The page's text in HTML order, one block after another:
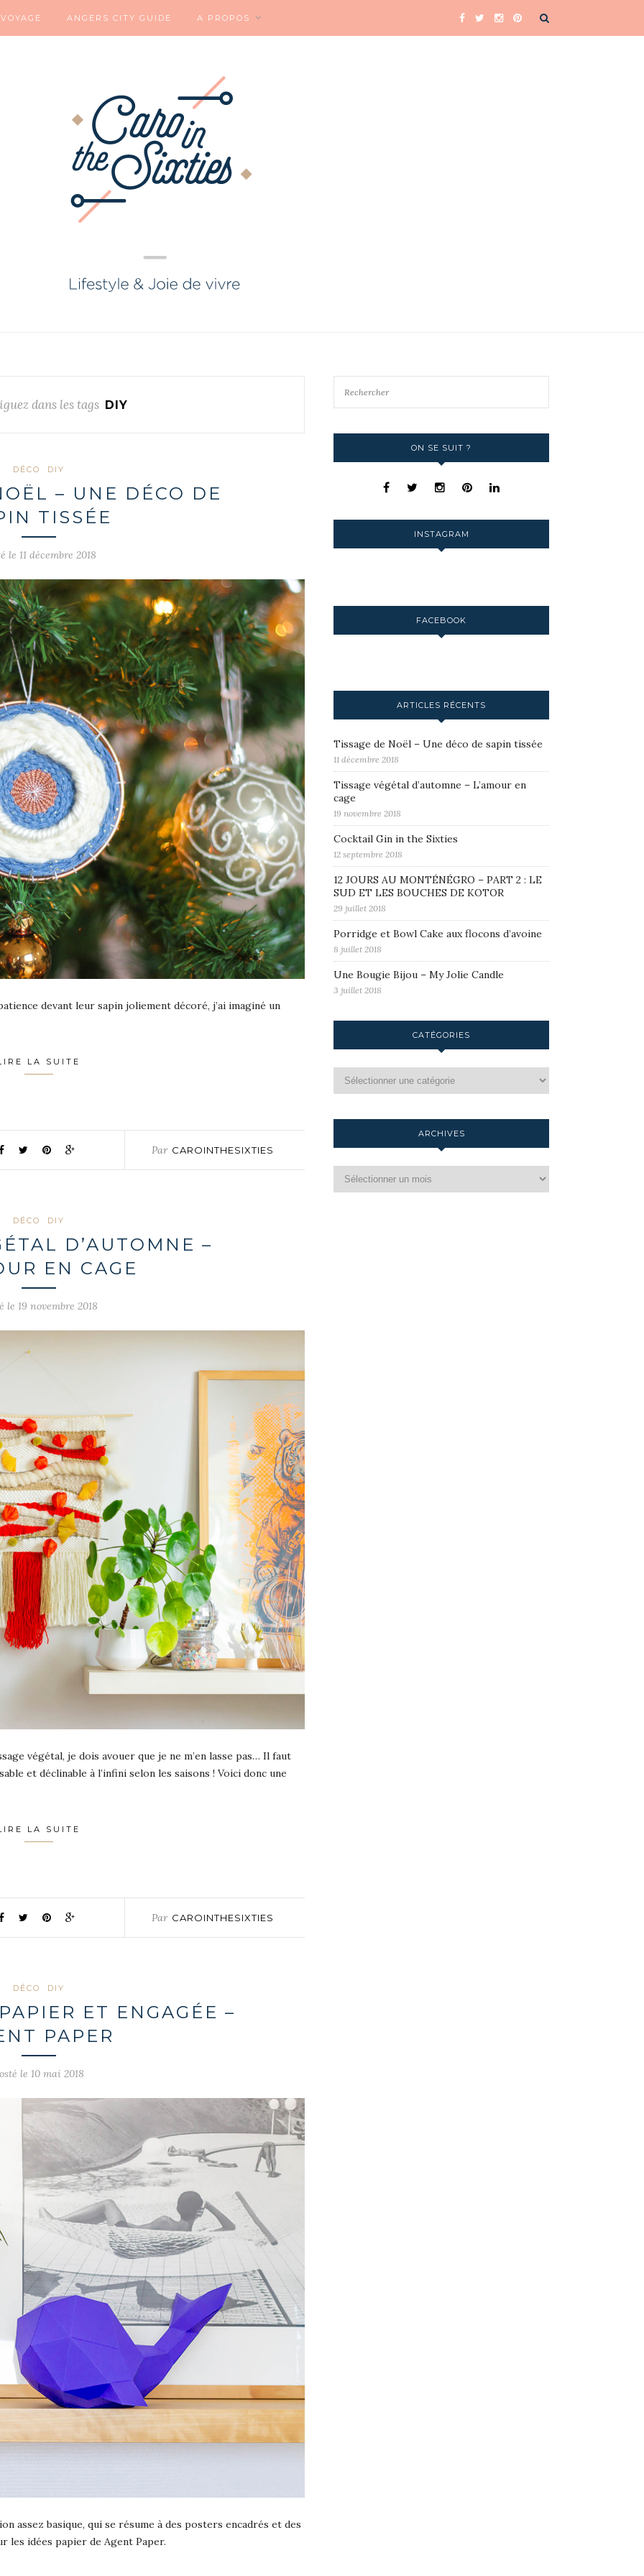
VOYAGE ANGERS CITY GUIDE A PROPOS
dans les tags DIY
DÉCO DIY
– UNE DÉCO DE
TISSÉE
le 11 décembre 2018
devant leur sapin joliement décoré, j’ai imaginé un
LA SUITE
Par CAROINTHESIXTIES
DÉCO DIY
D’AUTOMNE –
EN CAGE
le 19 novembre 2018
végétal, je dois avouer que je ne m’en lasse pas… Il faut
et déclinable à l’infini selon les saisons ! Voici donc une
LA SUITE
Par CAROINTHESIXTIES
DÉCO DIY
ET ENGAGÉE –
PAPER
le 10 mai 2018
assez basique, qui se résume à des posters encadrés et des
les idées papier de Agent Paper.
ON SE SUIT ?
INSTAGRAM
FACEBOOK
ARTICLES RÉCENTS
Tissage de Noël – Une déco de sapin tissée
11 décembre 2018
Tissage végétal d’automne – L’amour en
cage
19 novembre 2018
Cocktail Gin in the Sixties
12 septembre 2018
12 JOURS AU MONTÉNÉGRO – PART 2 : LE
SUD ET LES BOUCHES DE KOTOR
29 juillet 2018
Porridge et Bowl Cake aux flocons d’avoine
8 juillet 2018
Une Bougie Bijou – My Jolie Candle
3 juillet 2018
CATÉGORIES
ARCHIVES